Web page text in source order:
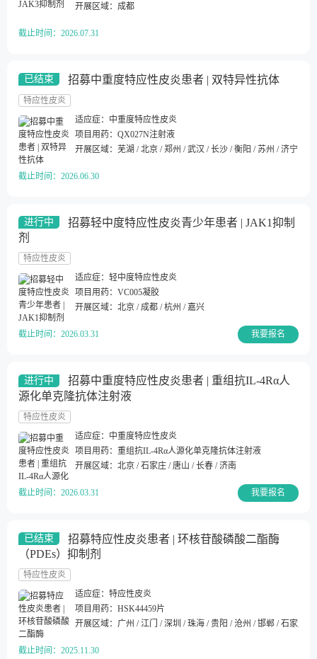
开展区域： 成都
截止时间： 2026.07.31
已结束 招募中重度特应性皮炎患者 | 双特异性抗体
特应性皮炎
适应症： 中重度特应性皮炎
项目用药： QX027N注射液
开展区域： 芜湖 / 北京 / 郑州 / 武汉 / 长沙 / 衡阳 / 苏州 / 济宁 / 成
截止时间： 2026.06.30
进行中
招募轻中度特应性皮炎青少年患者 | JAK1抑制
剂
特应性皮炎
适应症： 轻中度特应性皮炎
项目用药： VC005凝胶
开展区域： 北京 / 成都 / 杭州 / 嘉兴
我要报名
截止时间： 2026.03.31
进行中
招募中重度特应性皮炎患者 | 重组抗IL-4Rα人
源化单克隆抗体注射液
特应性皮炎
适应症： 中重度特应性皮炎
项目用药： 重组抗IL-4Rα人源化单克隆抗体注射液
开展区域： 北京 / 石家庄 / 唐山 / 长春 / 济南
我要报名
截止时间： 2026.03.31
已结束
招募特应性皮炎患者 | 环核苷酸磷酸二酯酶
（PDEs）抑制剂
特应性皮炎
适应症： 特应性皮炎
项目用药： HSK44459片
开展区域： 广州 / 江门 / 深圳 / 珠海 / 贵阳 / 沧州 / 邯郸 / 石家庄 /
截止时间： 2025.11.30